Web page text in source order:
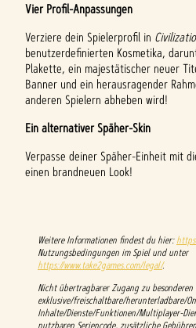
Vier Profil-Anpassungen
Verziere dein Spielerprofil in
benutzerdefinierten Kosmetika,
Plakette, ein majestätischer neuer
Banner und ein herausragender
anderen Spielern abheben wird!
Ein alternativer Späher-Skin
Verpasse deiner Späher-Einheit mit
einen brandneuen Look!
Weitere Informationen findest du hier:
Nutzungsbedingungen im Spiel und unter
https://www.take2games.com/legal/.
Nicht übertragbarer Zugang zu besonderen
exklusive/freischaltbare/herunterladbare/
Inhalte/Dienste/Funktionen/Multiplayer-
nutzbaren Seriencode, zusätzliche